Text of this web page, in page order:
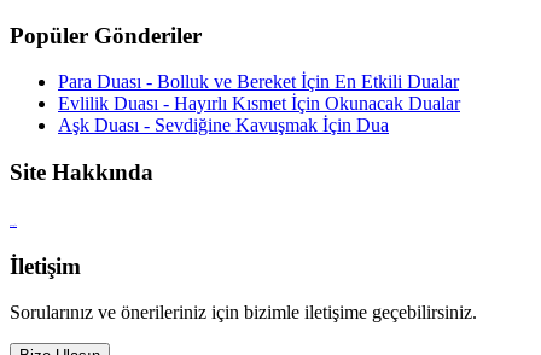
Popüler Gönderiler
Para Duası - Bolluk ve Bereket İçin En Etkili Dualar
Evlilik Duası - Hayırlı Kısmet İçin Okunacak Dualar
Aşk Duası - Sevdiğine Kavuşmak İçin Dua
Site Hakkında
İletişim
Sorularınız ve önerileriniz için bizimle iletişime geçebilirsiniz.